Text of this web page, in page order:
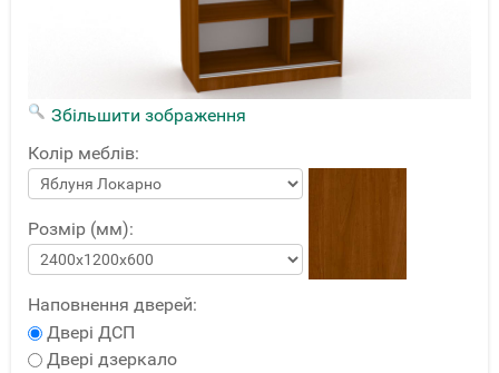
Збільшити зображення
Колір меблів:
Розмір (мм):
Наповнення дверей:
Двері ДСП
Двері дзеркало